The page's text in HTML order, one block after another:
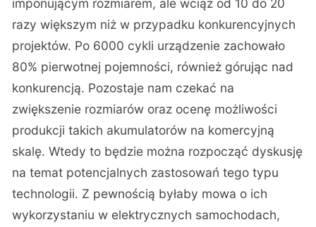
imponującym rozmiarem, ale wciąż od 10 do 20
razy większym niż w przypadku konkurencyjnych
projektów. Po 6000 cykli urządzenie zachowało
80% pierwotnej pojemności, również górując nad
konkurencją. Pozostaje nam czekać na
zwiększenie rozmiarów oraz ocenę możliwości
produkcji takich akumulatorów na komercyjną
skalę. Wtedy to będzie można rozpocząć dyskusję
na temat potencjalnych zastosowań tego typu
technologii. Z pewnością byłaby mowa o ich
wykorzystaniu w elektrycznych samochodach,